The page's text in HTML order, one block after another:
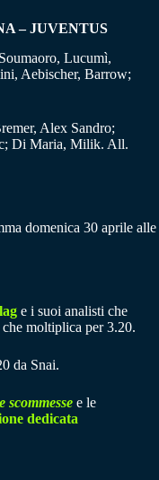
– JUVENTUS
Lucumì,
Aebischer, Barrow;
Alex Sandro;
Di Maria, Milik. All.
domenica 30 aprile alle
e i suoi analisti che
moltiplica per 3.20.
da Snai.
scommesse e le
dedicata